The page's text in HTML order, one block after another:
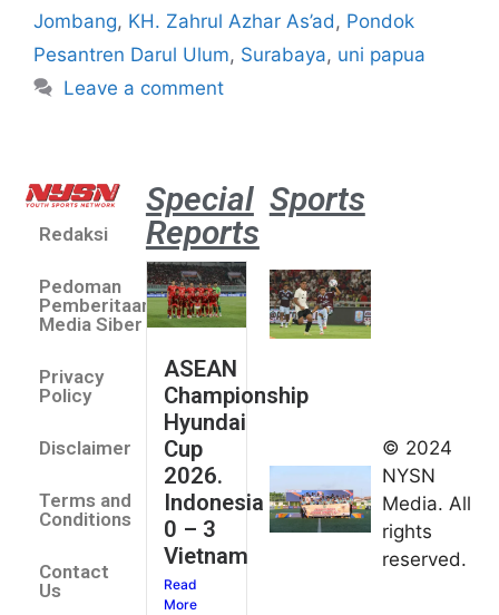
Jombang, KH. Zahrul Azhar As’ad , Pondok
Pesantren Darul Ulum, Surabaya, uni papua
Leave a comment
Redaksi
Pedoman
Pemberitaan
Media Siber
Privacy
Policy
Disclaimer
Terms and
Conditions
Contact
Us
Special
Reports
ASEAN
Championship
Hyundai
Cup
2026.
Indonesia
0 – 3
Vietnam
Read
More
Sports
umum
Kejurnas
Panahan
Junior di
Kudus
© 2024
NYSN
Media. All
rights
reserved.